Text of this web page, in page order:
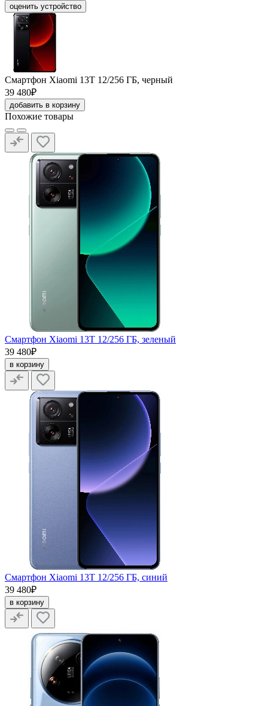
оценить устройство
Смартфон Xiaomi 13T 12/256 ГБ, черный
39 480₽
добавить в корзину
Похожие товары
Смартфон Xiaomi 13T 12/256 ГБ, зеленый
39 480₽
в корзину
Смартфон Xiaomi 13T 12/256 ГБ, синий
39 480₽
в корзину